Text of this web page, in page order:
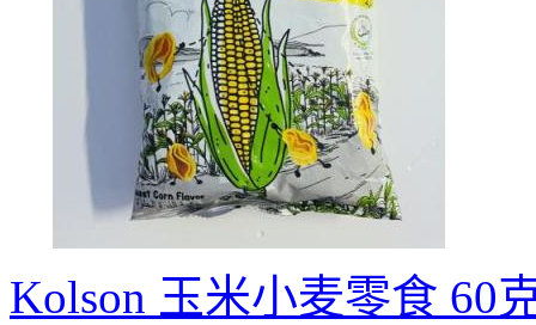
Kolson 玉米小麦零食 60